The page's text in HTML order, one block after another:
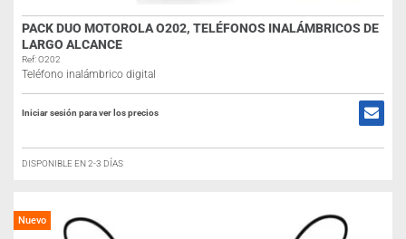
PACK DUO MOTOROLA O202, TELÉFONOS INALÁMBRICOS DE
LARGO ALCANCE
Ref: O202
Teléfono inalámbrico digital
Iniciar sesión para ver los precios
DISPONIBLE EN 2-3 DÍAS
Nuevo